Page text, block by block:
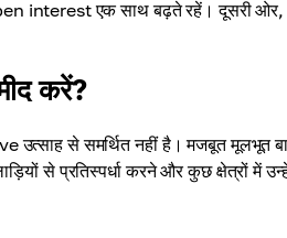
interest एक साथ बढ़ते रहें। दूसरी
करें?
से समर्थित नहीं है। मजबूत मूलभूत
से प्रतिस्पर्धा करने और कुछ क्षेत्रों में